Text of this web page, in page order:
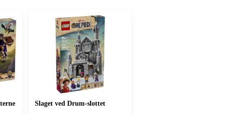
Slaget ved Drum-slottet